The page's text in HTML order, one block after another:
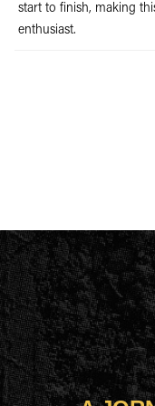
start to finish, making
enthusiast.